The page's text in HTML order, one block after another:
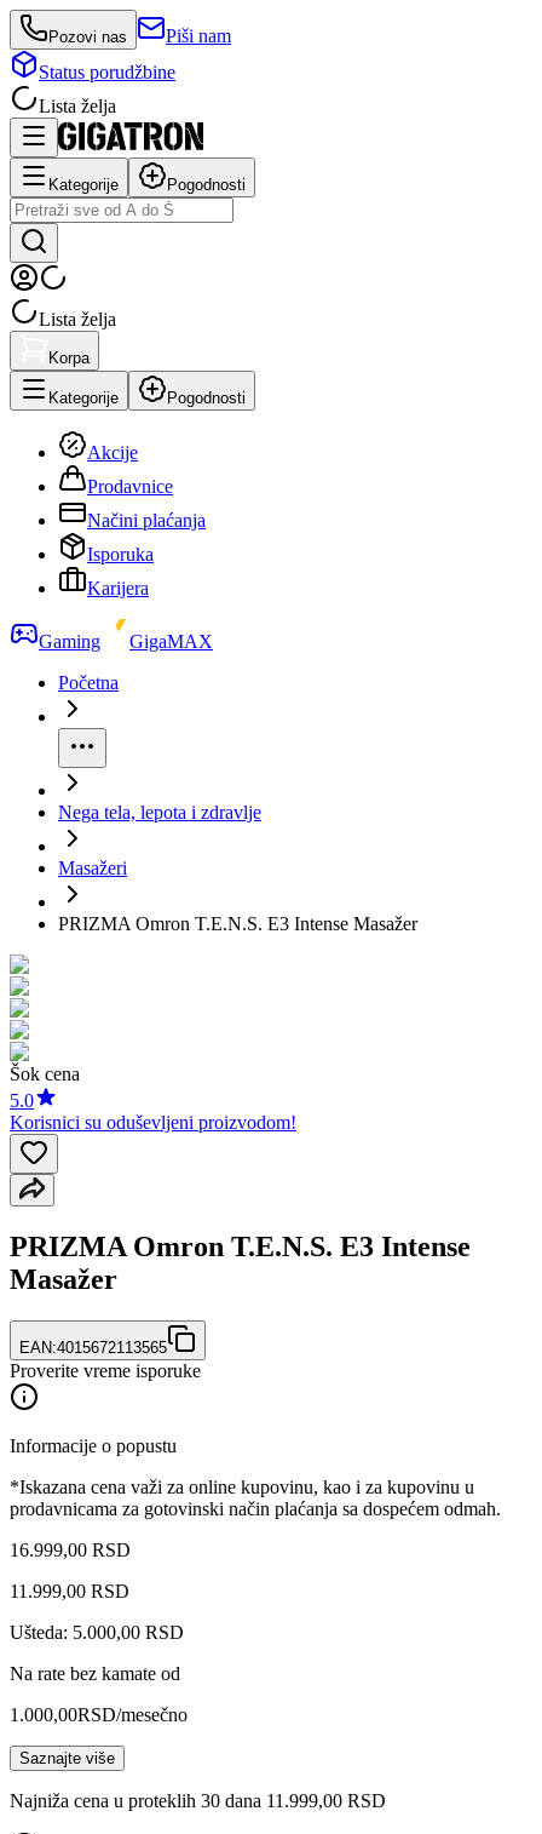
Pozovi nas
Piši nam
Status porudžbine
Lista želja
Kategorije Pogodnosti
Lista želja
Korpa
Kategorije Pogodnosti
Akcije
Prodavnice
Načini plaćanja
Isporuka
Karijera
Gaming
GigaMAX
Početna
Nega tela, lepota i zdravlje
Masažeri
PRIZMA Omron T.E.N.S. E3 Intense Masažer
Šok cena
5.0
Korisnici su oduševljeni proizvodom!
PRIZMA Omron T.E.N.S. E3 Intense
Masažer
EAN:4015672113565
Proverite vreme isporuke
Informacije o popustu
*Iskazana cena važi za online kupovinu, kao i za kupovinu u
prodavnicama za gotovinski način plaćanja sa dospećem odmah.
16.999,00 RSD
11.999,00 RSD
Ušteda: 5.000,00 RSD
Na rate bez kamate od
1.000,00RSD/mesečno
Saznajte više
Najniža cena u proteklih 30 dana 11.999,00 RSD